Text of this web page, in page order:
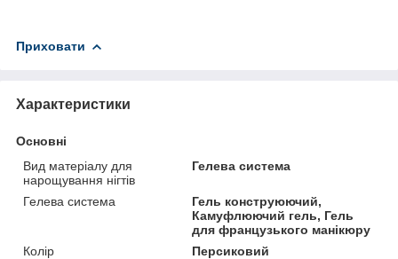
Приховати
Характеристики
Основні
Вид матеріалу для
нарощування нігтів
Гелева система
Гелева система
Гель конструюючий,
Камуфлюючий гель, Гель
для французького манікюру
Колір
Персиковий